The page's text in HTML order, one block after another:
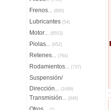
Frenos... (890)
Lubricantes (54)
Motor... (8553)
Piolas... (652)
Retenes... (764)
Rodamientos... (737)
Suspensión/
Dirección... (1699)
Transmisión... (849)